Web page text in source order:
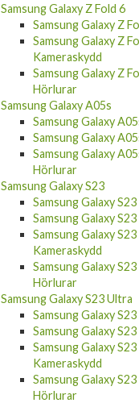
Samsung Galaxy Z Fold 6
Samsung Galaxy Z
Samsung Galaxy Z
Kameraskydd
Samsung Galaxy Z
Hörlurar
Samsung Galaxy A05s
Samsung Galaxy
Samsung Galaxy
Samsung Galaxy
Hörlurar
Samsung Galaxy S23
Samsung Galaxy
Samsung Galaxy S23
Samsung Galaxy
Kameraskydd
Samsung Galaxy
Hörlurar
Samsung Galaxy S23 Ultra
Samsung Galaxy
Samsung Galaxy
Samsung Galaxy
Kameraskydd
Samsung Galaxy
Hörlurar